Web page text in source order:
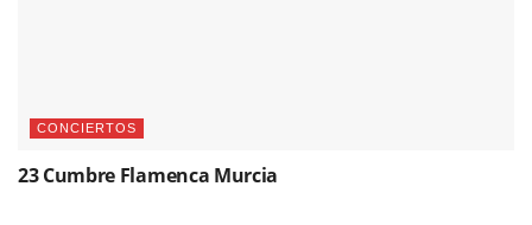
CONCIERTOS
23 Cumbre Flamenca Murcia